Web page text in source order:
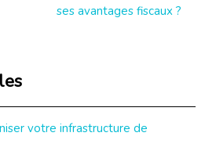
ses avantages fiscaux ?
votre infrastructure de